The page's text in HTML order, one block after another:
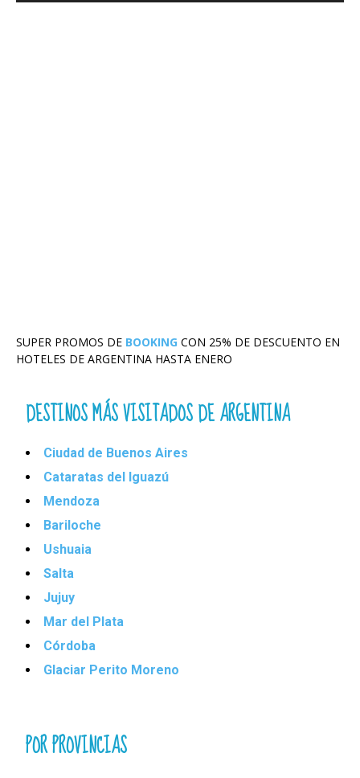
SUPER PROMOS DE BOOKING CON 25% DE DESCUENTO EN
HOTELES DE ARGENTINA HASTA ENERO
DESTINOS MÁS VISITADOS DE ARGENTINA
Ciudad de Buenos Aires
Cataratas del Iguazú
Mendoza
Bariloche
Ushuaia
Salta
Jujuy
Mar del Plata
Córdoba
Glaciar Perito Moreno
POR PROVINCIAS